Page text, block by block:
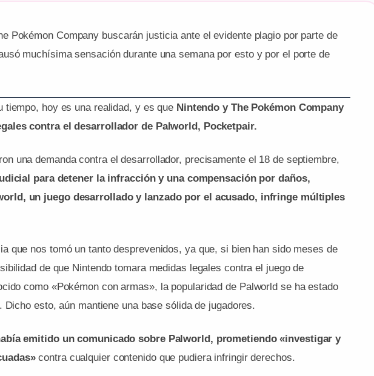
Pokémon Company buscarán justicia ante el evidente plagio por parte de
muchísima sensación durante una semana por esto y por el porte de
tiempo, hoy es una realidad, y es que Nintendo y The Pokémon Company
contra el desarrollador de Palworld, Pocketpair.
una demanda contra el desarrollador, precisamente el 18 de septiembre,
para detener la infracción y una compensación por daños,
un juego desarrollado y lanzado por el acusado, infringe múltiples
que nos tomó un tanto desprevenidos, ya que, si bien han sido meses de
de que Nintendo tomara medidas legales contra el juego de
como «Pokémon con armas», la popularidad de Palworld se ha estado
Dicho esto, aún mantiene una base sólida de jugadores.
emitido un comunicado sobre Palworld, prometiendo «investigar y
contra cualquier contenido que pudiera infringir derechos.